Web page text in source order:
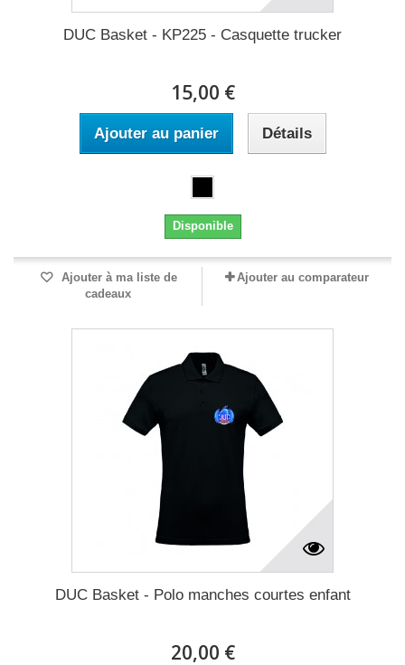
DUC Basket - KP225 - Casquette trucker
15,00 €
Ajouter au panier Détails
Disponible
Ajouter à ma liste de
cadeaux
Ajouter au comparateur
DUC Basket - Polo manches courtes enfant
20,00 €